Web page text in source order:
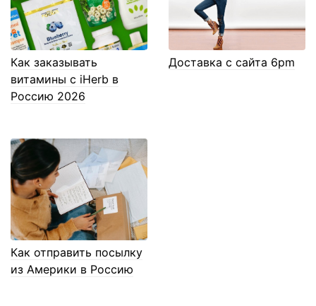
Как заказывать
витамины с iHerb в
Россию 2026
Доставка с сайта 6pm
Как отправить посылку
из Америки в Россию